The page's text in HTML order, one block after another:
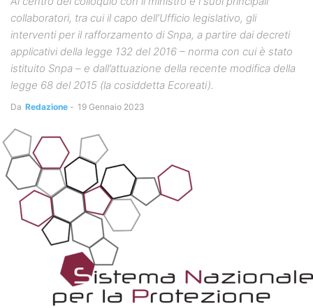
collaboratori, tra cui il capo dell’Ufficio legislativo, gli
interventi per il rafforzamento di Snpa, a partire dai decreti
applicativi della legge 132 del 2016 – norma con cui è stato
istituito Snpa – e dall’attuazione della recente modifica della
legge 68 del 2015 (la cosiddetta Ecoreati).
Da Redazione - 19 Gennaio 2023